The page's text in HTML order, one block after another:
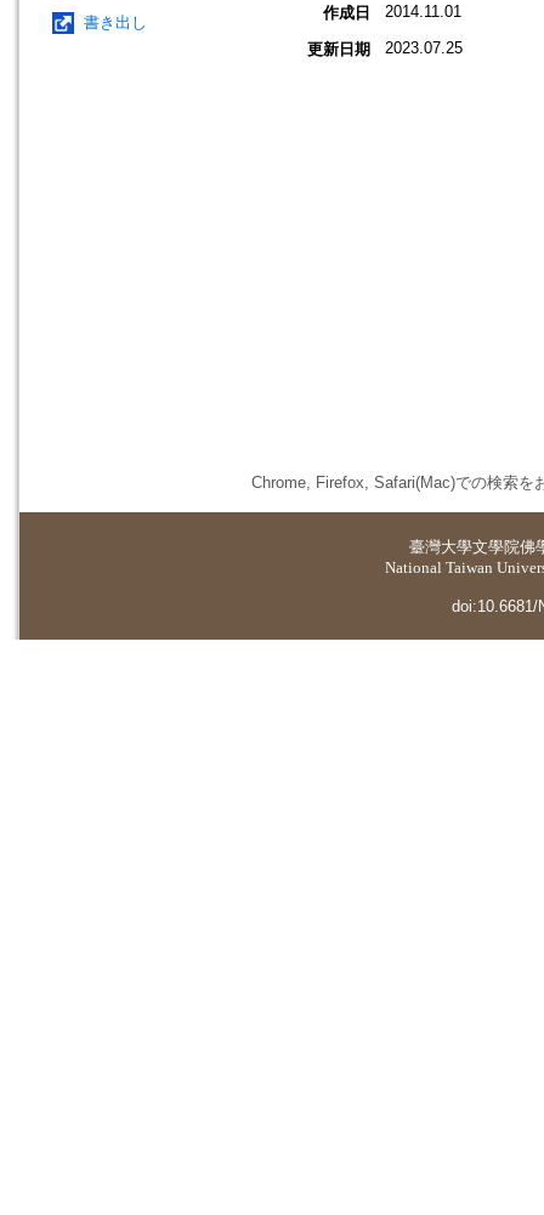
書き出し
作成日 2014.11.01
更新日期 2023.07.25
Chrome, Firefox, Safari(Mac)での検索を
臺灣大學文學院佛
National Taiwan
doi:10.6681/